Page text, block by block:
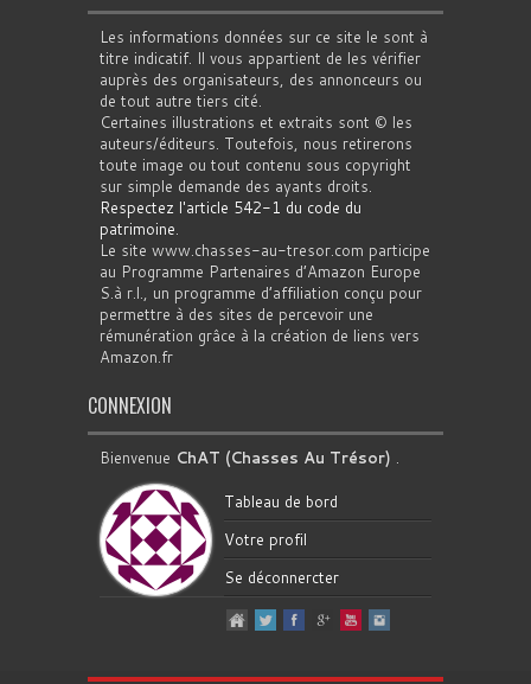
Les informations données sur ce site le sont à
titre indicatif. Il vous appartient de les vérifier
auprès des organisateurs, des annonceurs ou
de tout autre tiers cité.
Certaines illustrations et extraits sont © les
auteurs/éditeurs. Toutefois, nous retirerons
toute image ou tout contenu sous copyright
sur simple demande des ayants droits.
Respectez l'article 542-1 du code du
patrimoine.
Le site www.chasses-au-tresor.com participe
au Programme Partenaires d’Amazon Europe
S.à r.l., un programme d’affiliation conçu pour
permettre à des sites de percevoir une
rémunération grâce à la création de liens vers
Amazon.fr
CONNEXION
Bienvenue ChAT (Chasses Au Trésor) .
Tableau de bord
Votre profil
Se déconnercter